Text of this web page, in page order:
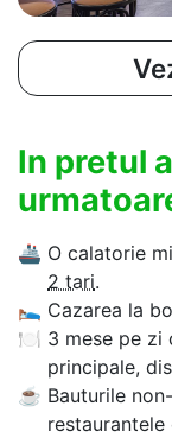
In pretul
🚢 O calatorie
2 tari.
🛌 Cazarea la
🍽 3 mese pe zi
principale,
☕ Bauturile